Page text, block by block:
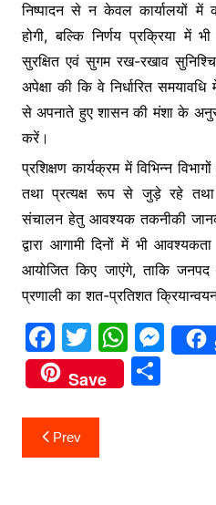
निष्पादन से न केवल कार्यालयों में
होगी, बल्कि निर्णय प्रक्रिया में
सुरक्षित एवं सुगम रख-रखाव
अपेक्षा की कि वे निर्धारित
से अपनाते हुए शासन की मंशा के
करें।
प्रशिक्षण कार्यक्रम में विभिन्न
तथा प्रत्यक्ष रूप से जुड़े रहे
संचालन हेतु आवश्यक तकनीकी
द्वारा आगामी दिनों में भी
आयोजित किए जाएंगे, ताकि
प्रणाली का शत-प्रतिशत
F
a
c
e
b
T
w
itt
er
W
h
at
M
e
Save
S
Post
navigation
Prev